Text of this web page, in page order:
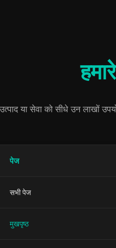
या सेवा को सीधे उन लाखों
पेज
सभी पेज
मुखपृष्ठ